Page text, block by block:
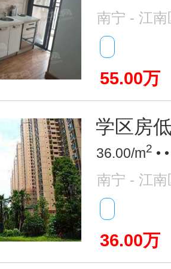
南宁 - 江南
55.00万
学区房
36.00/m2 •
南宁 - 江南
36.00万